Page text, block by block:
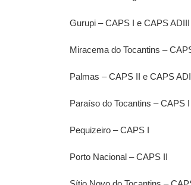
Gurupi – CAPS I e CAPS ADIII
Miracema do Tocantins –
Palmas – CAPS II e CAPS
Paraíso do Tocantins – CAPS I
Pequizeiro – CAPS I
Porto Nacional – CAPS II